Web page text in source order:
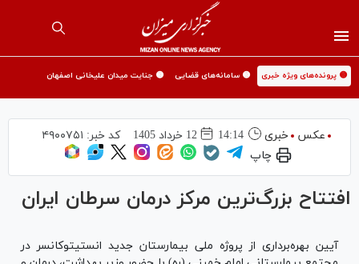
🟡 پرونده‌های ویژه خبری 🟡 سامانه‌های قضایی 🟡 جنایت میدان علیخانی اصفهان
عکس خبری 14:14 12 خرداد 1405 کد خبر: ۴۹۰۰۷۵۱
چاپ
افتتاح بزرگ‌ترین مرکز درمان سرطان ایران
آیین بهره‌برداری از پروژه ملی بیمارستان جدید انستیتوکانسر در